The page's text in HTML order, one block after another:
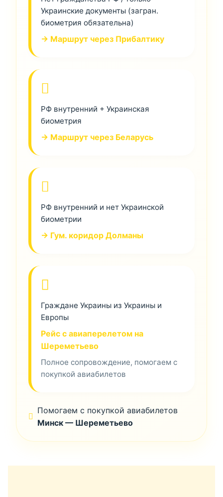
Украинские документы (загран.
биометрия обязательна)
→ Маршрут через Прибалтику
РФ внутренний + Украинская
биометрия
→ Маршрут через Беларусь
РФ внутренний и нет Украинской
биометрии
→ Гум. коридор Долманы
Граждане Украины из Украины и
Европы
Рейс с авиаперелетом на
Шереметьево
Полное сопровождение, помогаем с
покупкой авиабилетов
Помогаем с покупкой авиабилетов
Минск — Шереметьево